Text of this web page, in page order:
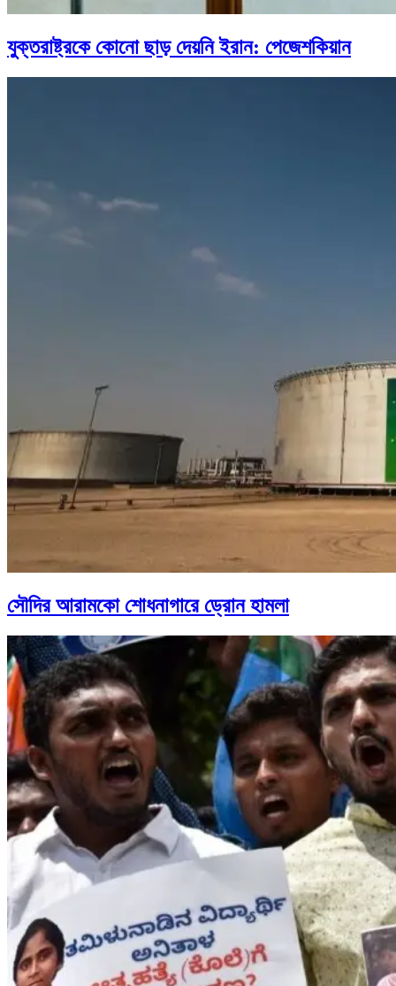
যুক্তরাষ্ট্রকে কোনো ছাড় দেয়নি ইরান: পেজেশকিয়ান
সৌদির আরামকো শোধনাগারে ড্রোন হামলা